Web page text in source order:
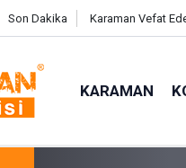
Son Dakika Karaman Vefat
KARAMAN